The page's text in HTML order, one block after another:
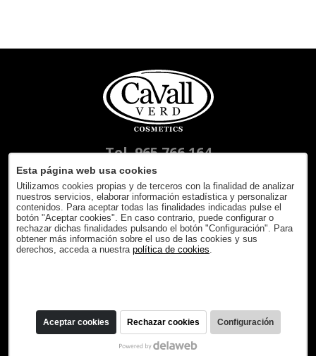
Tel. 965 766 164
Laboratorios Azahara S.L.
P.I. Hortes - C/ Riu Turia, 4-6, 03778 Beniarbeig (Alicante)
Condiciones generales
Condiciones de compra
Aviso legal
Esta página web usa cookies
Utilizamos cookies propias y de terceros con la finalidad de analizar
nuestros servicios, elaborar información estadística y personalizar
contenidos. Para aceptar todas las finalidades indicadas pulse el
botón "Aceptar cookies". En caso contrario, puede configurar o
rechazar dichas finalidades pulsando el botón "Configuración". Para
obtener más información sobre el uso de las cookies y sus
derechos, acceda a nuestra política de cookies.
Aceptar cookies Rechazar cookies Configuración